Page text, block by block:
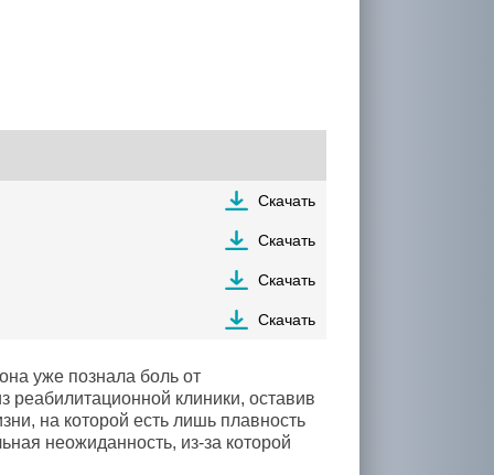
Скачать
Скачать
Скачать
Скачать
уже познала боль от
реабилитационной клиники, оставив
на которой есть лишь плавность
неожиданность, из-за которой